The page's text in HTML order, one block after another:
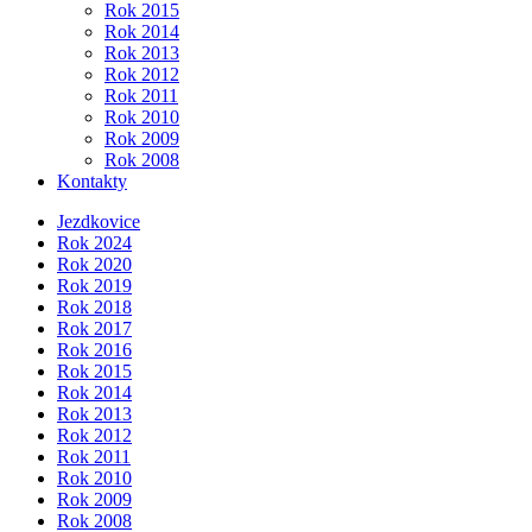
Rok 2015
Rok 2014
Rok 2013
Rok 2012
Rok 2011
Rok 2010
Rok 2009
Rok 2008
Kontakty
Jezdkovice
Rok 2024
Rok 2020
Rok 2019
Rok 2018
Rok 2017
Rok 2016
Rok 2015
Rok 2014
Rok 2013
Rok 2012
Rok 2011
Rok 2010
Rok 2009
Rok 2008